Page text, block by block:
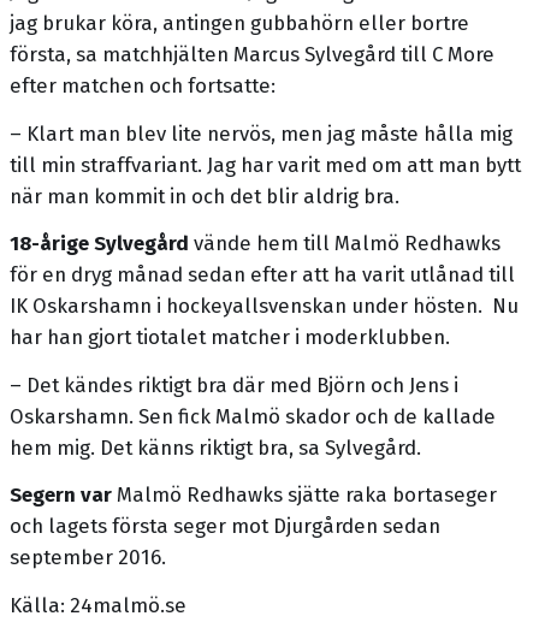
jag brukar köra, antingen gubbahörn eller bortre
första, sa matchhjälten Marcus Sylvegård till C More
efter matchen och fortsatte:
– Klart man blev lite nervös, men jag måste hålla mig
till min straffvariant. Jag har varit med om att man bytt
när man kommit in och det blir aldrig bra.
18-årige Sylvegård vände hem till Malmö Redhawks
för en dryg månad sedan efter att ha varit utlånad till
IK Oskarshamn i hockeyallsvenskan under hösten. Nu
har han gjort tiotalet matcher i moderklubben.
– Det kändes riktigt bra där med Björn och Jens i
Oskarshamn. Sen fick Malmö skador och de kallade
hem mig. Det känns riktigt bra, sa Sylvegård.
Segern var Malmö Redhawks sjätte raka bortaseger
och lagets första seger mot Djurgården sedan
september 2016.
Källa: 24malmö.se